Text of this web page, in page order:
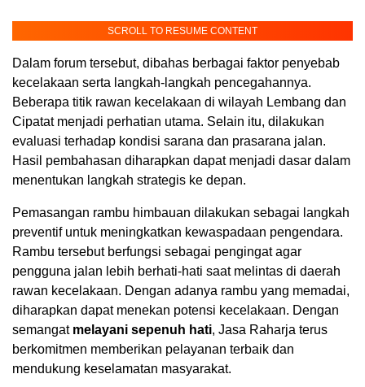
SCROLL TO RESUME CONTENT
Dalam forum tersebut, dibahas berbagai faktor penyebab
kecelakaan serta langkah-langkah pencegahannya.
Beberapa titik rawan kecelakaan di wilayah Lembang dan
Cipatat menjadi perhatian utama. Selain itu, dilakukan
evaluasi terhadap kondisi sarana dan prasarana jalan.
Hasil pembahasan diharapkan dapat menjadi dasar dalam
menentukan langkah strategis ke depan.
Pemasangan rambu himbauan dilakukan sebagai langkah
preventif untuk meningkatkan kewaspadaan pengendara.
Rambu tersebut berfungsi sebagai pengingat agar
pengguna jalan lebih berhati-hati saat melintas di daerah
rawan kecelakaan. Dengan adanya rambu yang memadai,
diharapkan dapat menekan potensi kecelakaan. Dengan
semangat melayani sepenuh hati, Jasa Raharja terus
berkomitmen memberikan pelayanan terbaik dan
mendukung keselamatan masyarakat.